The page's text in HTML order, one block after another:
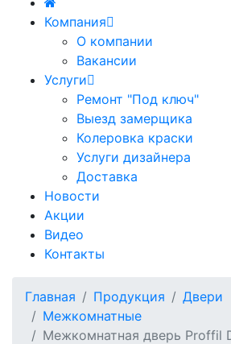
Компания
О компании
Вакансии
Услуги
Ремонт "Под ключ"
Выезд замерщика
Колеровка краски
Услуги дизайнера
Доставка
Новости
Акции
Видео
Контакты
Главная Продукция
Двери
Межкомнатные
Межкомнатная дверь Proffil